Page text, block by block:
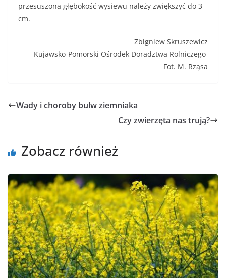
przesuszona głębokość wysiewu należy zwiększyć do 3
cm.
Zbigniew Skruszewicz
Kujawsko-Pomorski Ośrodek Doradztwa Rolniczego
Fot. M. Rząsa
Wady i choroby bulw ziemniaka
Czy zwierzęta nas trują?
Zobacz również